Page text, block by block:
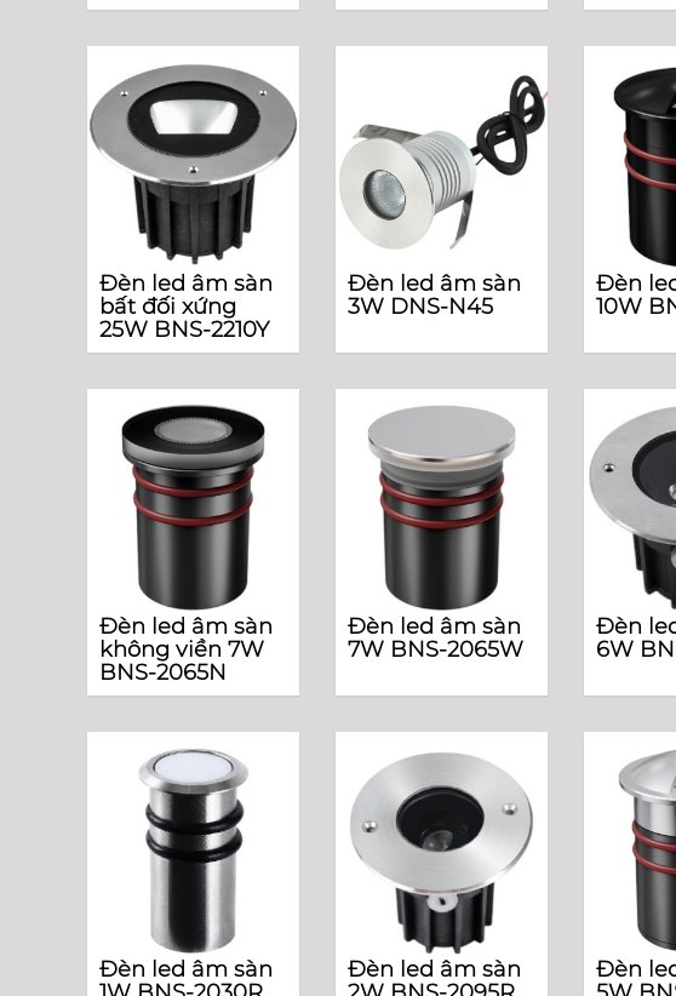
Đèn led âm sàn
bất đối xứng
25W BNS-2210Y
Đèn led âm sàn
3W DNS-N45
Đèn
10W
Đèn led âm sàn
không viền 7W
BNS-2065N
Đèn led âm sàn
7W BNS-2065W
Đèn
6W
Đèn led âm sàn
Đèn led âm sàn
Đèn